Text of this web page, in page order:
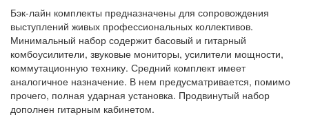
Бэк-лайн комплекты предназначены для сопровождения
выступлений живых профессиональных коллективов.
Минимальный набор содержит басовый и гитарный
комбоусилители, звуковые мониторы, усилители мощности,
коммутационную технику. Средний комплект имеет
аналогичное назначение. В нем предусматривается, помимо
прочего, полная ударная установка. Продвинутый набор
дополнен гитарным кабинетом.